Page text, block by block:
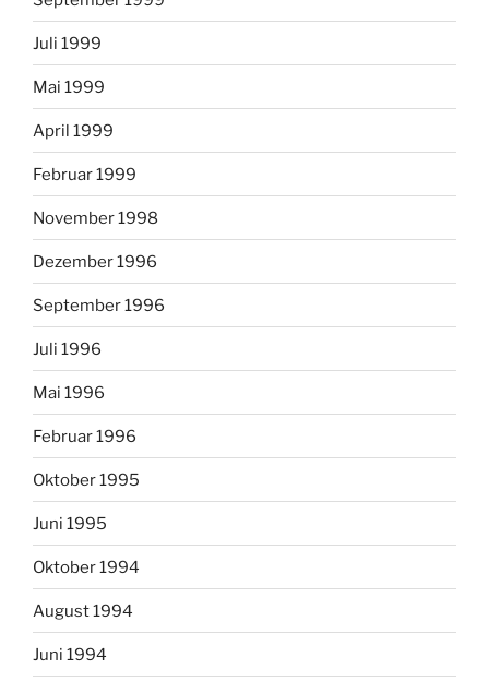
Juli 1999
Mai 1999
April 1999
Februar 1999
November 1998
Dezember 1996
September 1996
Juli 1996
Mai 1996
Februar 1996
Oktober 1995
Juni 1995
Oktober 1994
August 1994
Juni 1994